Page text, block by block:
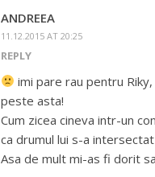
ANDREEA
11.12.2015 AT 20:25
REPLY
imi pare rau pentru
peste asta!
Cum zicea cineva intr-un
ca drumul lui s-a intersectat
Asa de mult mi-as fi dorit